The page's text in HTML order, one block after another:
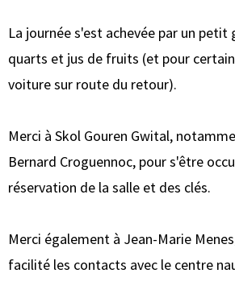
La journée s'est achevée par un
quarts et jus de fruits (et pour
voiture sur route du retour).
Merci à Skol Gouren Gwital,
Bernard Croguennoc, pour s'être
réservation de la salle et des clés.
Merci également à Jean-Marie
facilité les contacts avec le centre